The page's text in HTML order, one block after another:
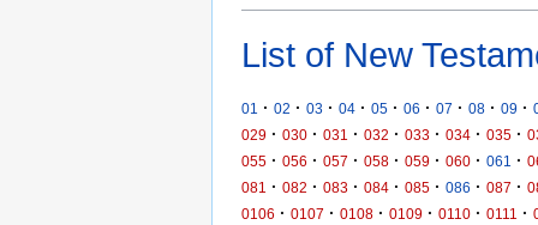
List of New
01 · 02 · 03 · 04 · 05 · 06 · 07 · 08 · 09 ·
029 · 030 · 031 · 032 · 033 · 034 · 035 ·
055 · 056 · 057 · 058 · 059 · 060 · 061 ·
081
· 082 · 083 · 084 · 085 · 086 · 087 ·
0106 · 0107 · 0108 · 0109 · 0110 · 0111 ·